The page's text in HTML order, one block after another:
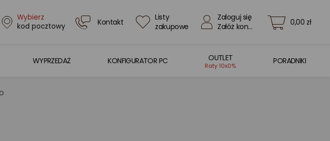
Wybierz
kod pocztowy
Kontakt
Listy
zakupowe
Zaloguj się
Załóż konto
0,00 zł
WYPRZEDAŻ KONFIGURATOR PC OUTLET
Raty 10x0%
PORADNIKI